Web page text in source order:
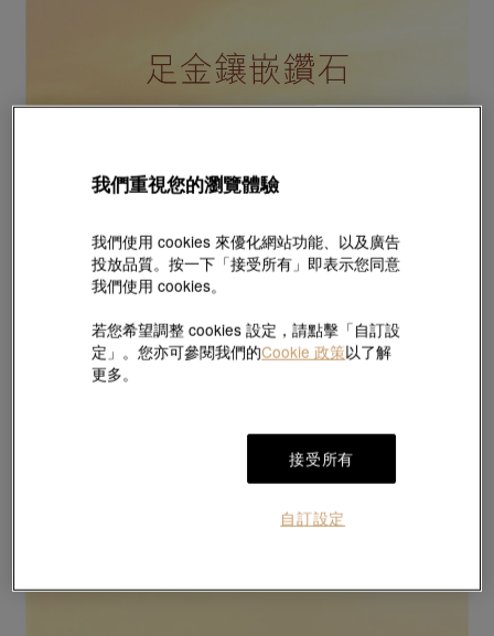
我們重視您的瀏覽體驗
我們使用 cookies 來優化網站功能、以及廣告
投放品質。按一下「接受所有」即表示您同意
我們使用 cookies。
若您希望調整 cookies 設定，請點擊「自訂設
定」。您亦可參閱我們的Cookie 政策以了解
更多。
接受所有
自訂設定